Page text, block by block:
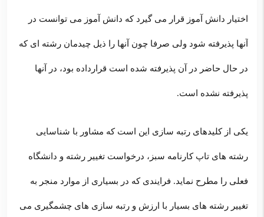
اختیار دانش آموز قرار می گیرد که دانش آموز می توانست در
آنها پذیرفته شود ولی صرفا چون آنها را ذیل چیدمان رشته ای که
در حال حاضر در آن پذیرفته شده است قرارداده بود، در آنها
پذیرفته نشده است.
یکی از کلیدهای رتبه سازی این است که مشاور با شناسایی
رشته های تاپ کارنامه سبز، درخواست تغییر رشته و دانشگاه
فعلی را مطرح نماید. فرایندی که در بسیاری از موارد منجر به
تغییر رشته های بسیار با ارزش و رتبه سازی های چشمگیری می